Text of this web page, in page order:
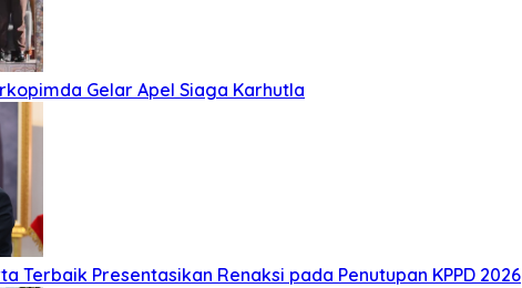
Gelar Apel Siaga Karhutla
Terbaik Presentasikan Renaksi pada Penutupan KPPD 2026